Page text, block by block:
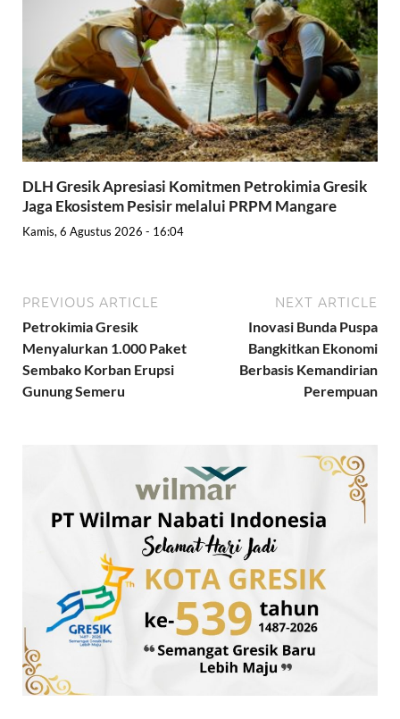
DLH Gresik Apresiasi Komitmen Petrokimia Gresik
Jaga Ekosistem Pesisir melalui PRPM Mangare
Kamis, 6 Agustus 2026 - 16:04
PREVIOUS ARTICLE
Petrokimia Gresik
Menyalurkan 1.000 Paket
Sembako Korban Erupsi
Gunung Semeru
NEXT ARTICLE
Inovasi Bunda Puspa
Bangkitkan Ekonomi
Berbasis Kemandirian
Perempuan